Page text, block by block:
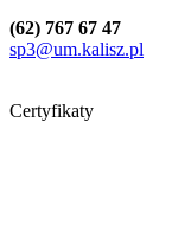
(62) 767 67 47
sp3@um.kalisz.pl
Certyfikaty